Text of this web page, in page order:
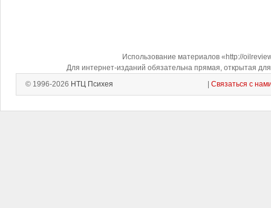
Использование материалов «http://
Для интернет-изданий обязательна прямая, открытая
© 1996-2026 НТЦ Психея Связаться с